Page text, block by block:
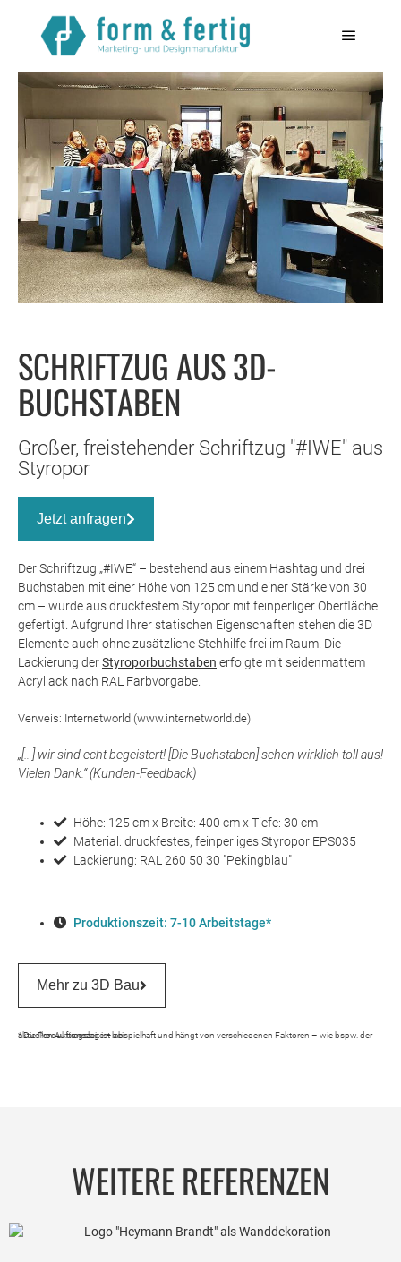
Startseite > Referenzen > Schriftzug aus 3D-Buchstaben
SCHRIFTZUG AUS 3D-
BUCHSTABEN
Großer, freistehender Schriftzug "#IWE" aus
Styropor
Jetzt anfragen
Der Schriftzug „#IWE“ – bestehend aus einem Hashtag und drei
Buchstaben mit einer Höhe von 125 cm und einer Stärke von 30
cm – wurde aus druckfestem Styropor mit feinperliger Oberfläche
gefertigt. Aufgrund Ihrer statischen Eigenschaften stehen die 3D
Elemente auch ohne zusätzliche Stehhilfe frei im Raum. Die
Lackierung derStyroporbuchstaben erfolgte mit seidenmattem
Acryllack nach RAL Farbvorgabe.
Verweis: Internetworld (www.internetworld.de)
„[…] wir sind echt begeistert! [Die Buchstaben] sehen wirklich toll aus!
Vielen Dank.“ (Kunden-Feedback)
Höhe: 125 cm x Breite: 400 cm x Tiefe: 30 cm
Material: druckfestes, feinperliges Styropor EPS035
Lackierung: RAL 260 50 30 "Pekingblau"
Produktionszeit: 7-10 Arbeitstage*
Mehr zu 3D Bau
* Die Produktionszeit ist beispielhaft und hängt von verschiedenen Faktoren – wie bspw. der aktuellen Auftragslage – ab.
WEITERE REFERENZEN